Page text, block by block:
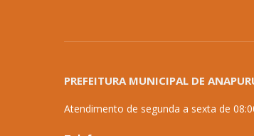
PREFEITURA MUNICIPAL DE
Atendimento de segunda a sexta de